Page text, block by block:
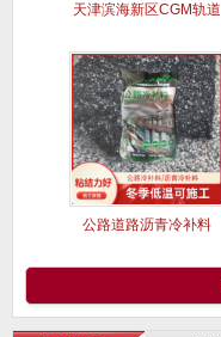
天津滨海新区CGM轨道
公路道路沥青冷补料